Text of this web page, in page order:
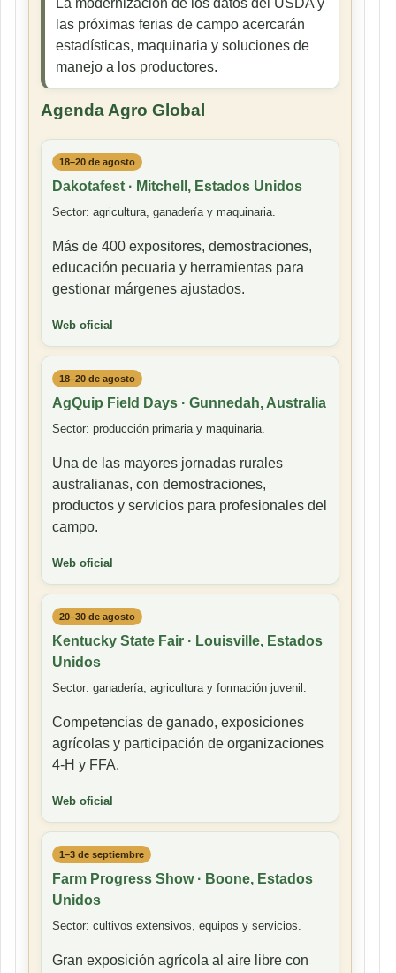
las próximas ferias de campo acercarán
estadísticas, maquinaria y soluciones de
manejo a los productores.
Agenda Agro Global
18–20 de agosto
Dakotafest · Mitchell, Estados Unidos
Sector: agricultura, ganadería y maquinaria.
Más de 400 expositores, demostraciones,
educación pecuaria y herramientas para
gestionar márgenes ajustados.
Web oficial
18–20 de agosto
AgQuip Field Days · Gunnedah, Australia
Sector: producción primaria y maquinaria.
Una de las mayores jornadas rurales
australianas, con demostraciones,
productos y servicios para profesionales del
campo.
Web oficial
20–30 de agosto
Kentucky State Fair · Louisville, Estados
Unidos
Sector: ganadería, agricultura y formación juvenil.
Competencias de ganado, exposiciones
agrícolas y participación de organizaciones
4-H y FFA.
Web oficial
1–3 de septiembre
Farm Progress Show · Boone, Estados
Unidos
Sector: cultivos extensivos, equipos y servicios.
Gran exposición agrícola al aire libre con